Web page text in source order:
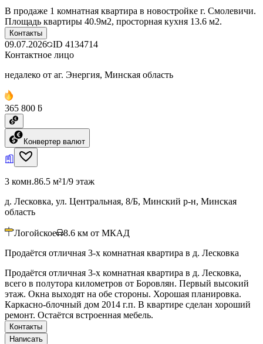
В продаже 1 комнатная квартира в новостройке г. Смолевичи.
Площадь квартиры 40.9м2, просторная кухня 13.6 м2.
Контакты
09.07.2026 ID 4134714
Контактное лицо
недалеко от аг. Энергия, Минская область
365 800 ƃ
Конвертер валют
3 комн.86.5 м²1/9 этаж
д. Лесковка, ул. Центральная, 8/Б, Минский р-н, Минская
область
Логойское 8.6 км от МКАД
Продаётся отличная 3-х комнатная квартира в д. Лесковка
Продаётся отличная 3-х комнатная квартира в д. Лесковка,
всего в полутора километров от Боровлян. Первый высокий
этаж. Окна выходят на обе стороны. Хорошая планировка.
Каркасно-блочный дом 2014 г.п. В квартире сделан хороший
ремонт. Остаётся встроенная мебель.
Контакты
Написать